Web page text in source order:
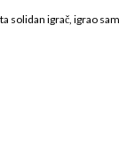
solidan igrač, igrao